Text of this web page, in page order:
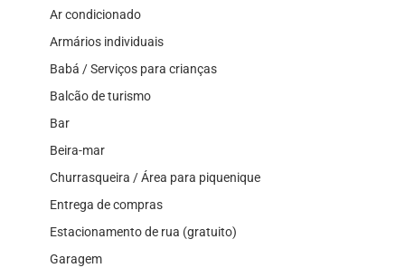
Ar condicionado
Armários individuais
Babá / Serviços para crianças
Balcão de turismo
Bar
Beira-mar
Churrasqueira / Área para piquenique
Entrega de compras
Estacionamento de rua (gratuito)
Garagem